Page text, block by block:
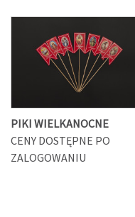
PIKI WIELKANOCNE
CENY DOSTĘPNE PO
ZALOGOWANIU